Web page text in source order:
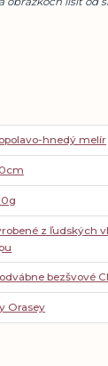
hnedý melír
z ľudských
bezšvové
Orasey